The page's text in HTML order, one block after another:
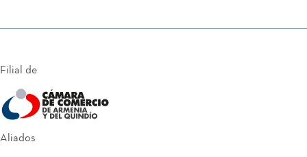
Filial de
Aliados